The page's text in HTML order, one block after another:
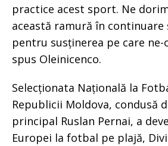
practice acest sport. Ne
această ramură în
pentru susținerea pe care ne-
spus Oleinicenco.
Selecționata Națională la
Republicii Moldova, condusă
principal Ruslan Pernai, a
Europei la fotbal pe plajă,